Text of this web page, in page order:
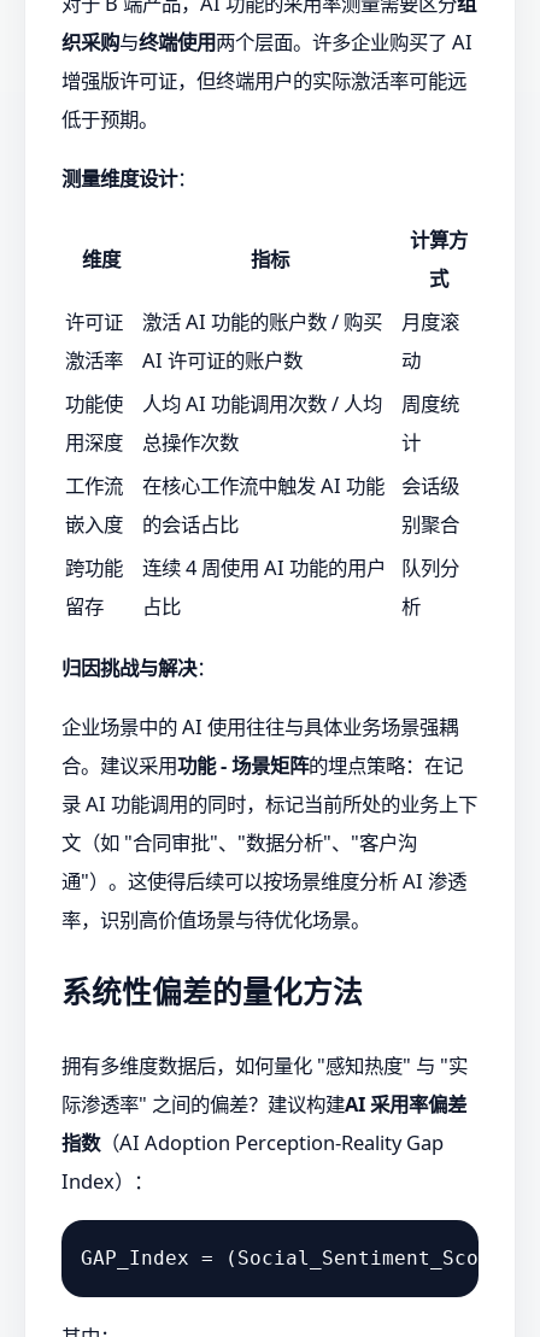
织采购与终端使用两个层面。许多企业购买了 AI
增强版许可证，但终端用户的实际激活率可能远
低于预期。
测量维度设计：
维度 指标
计算方
式
许可证
激活率
激活 AI 功能的账户数 / 购买
AI 许可证的账户数
月度滚
动
功能使
用深度
人均 AI 功能调用次数 / 人均
总操作次数
周度统
计
工作流
嵌入度
在核心工作流中触发 AI 功能
的会话占比
会话级
别聚合
跨功能
留存
连续 4 周使用 AI 功能的用户
占比
队列分
析
归因挑战与解决：
企业场景中的 AI 使用往往与具体业务场景强耦
合。建议采用功能 - 场景矩阵的埋点策略：在记
录 AI 功能调用的同时，标记当前所处的业务上下
文（如 "合同审批"、"数据分析"、"客户沟
通"）。这使得后续可以按场景维度分析 AI 渗透
率，识别高价值场景与待优化场景。
系统性偏差的量化方法
拥有多维度数据后，如何量化 "感知热度" 与 "实
际渗透率" 之间的偏差？建议构建AI 采用率偏差
指数（AI Adoption Perception-Reality Gap
Index）：